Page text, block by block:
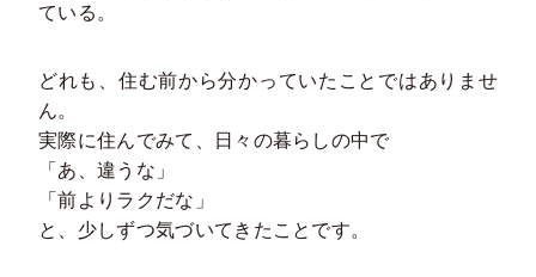
ている。
どれも、住む前から分かっていたことではありませ
ん。
実際に住んでみて、日々の暮らしの中で
「あ、違うな」
「前よりラクだな」
と、少しずつ気づいてきたことです。